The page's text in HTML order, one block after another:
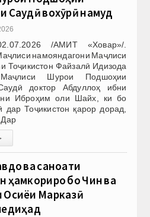
Саудӣ вохӯрӣ намуд
/АМИТ «Ховар»/.
намояндагони Маҷлиси
Тоҷикистон Файзалӣ Идизода
Шурои Подшоҳии
доктор Абдуллоҳ ибни
Иброҳим оли Шайх, ки бо
Тоҷикистон қарор дорад,
Дар
ва саноати
ҳамкориро бо Чин ва
Осиёи Марказӣ